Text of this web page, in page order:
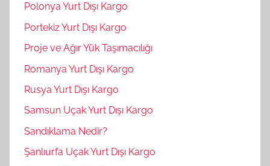
Polonya Yurt Dışı Kargo
Portekiz Yurt Dışı Kargo
Proje ve Ağır Yük Taşımacılığı
Romanya Yurt Dışı Kargo
Rusya Yurt Dışı Kargo
Samsun Uçak Yurt Dışı Kargo
Sandıklama Nedir?
Şanlıurfa Uçak Yurt Dışı Kargo